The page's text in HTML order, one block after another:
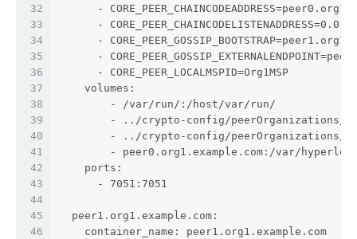
32
33
34
35
36
37
38
39
40
41
42
43
44
45
46
-
-
-
-
      - CORE_PEER_LOCALMSPID=Org1MSP
    volumes:
        - /var/run/:/host/var/run/
- ../crypto-config/peerOrganizations/
- ../crypto-config/peerOrganizations/
- peer0.org1.example.com:/var/
    ports:
      - 7051:7051
  peer1.org1.example.com:
    container_name: peer1.org1.example.com